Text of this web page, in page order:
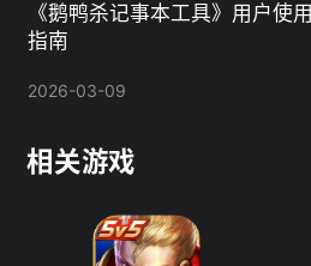
《鹅鸭杀记事本工具》用户使用
指南
2026-03-09
相关游戏